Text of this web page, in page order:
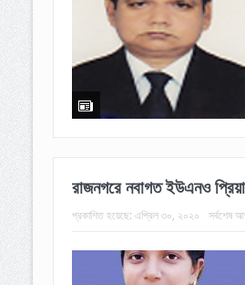
রাজনগরে নবাগত ইউএনও
প্রকাশিত হয়েছে: এপ্রিল ৩০, ২০২০ সর্বশেষ